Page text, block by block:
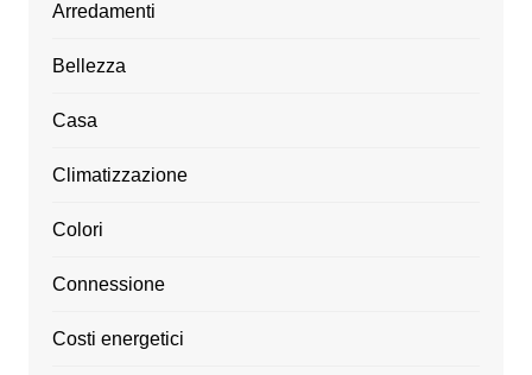
Arredamenti
Bellezza
Casa
Climatizzazione
Colori
Connessione
Costi energetici